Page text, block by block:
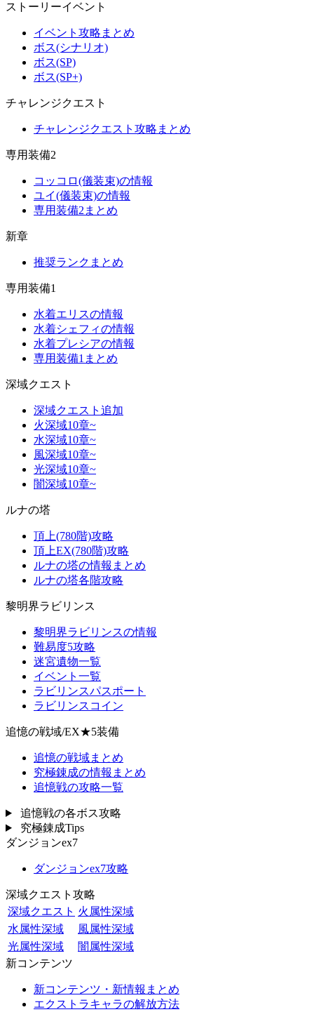
ストーリーイベント
イベント攻略まとめ
ボス(シナリオ)
ボス(SP)
ボス(SP+)
チャレンジクエスト
チャレンジクエスト攻略まとめ
専用装備2
コッコロ(儀装束)の情報
ユイ(儀装束)の情報
専用装備2まとめ
新章
推奨ランクまとめ
専用装備1
水着エリスの情報
水着シェフィの情報
水着プレシアの情報
専用装備1まとめ
深域クエスト
深域クエスト追加
火深域10章~
水深域10章~
風深域10章~
光深域10章~
闇深域10章~
ルナの塔
頂上(780階)攻略
頂上EX(780階)攻略
ルナの塔の情報まとめ
ルナの塔各階攻略
黎明界ラビリンス
黎明界ラビリンスの情報
難易度5攻略
迷宮遺物一覧
イベント一覧
ラビリンスパスポート
ラビリンスコイン
追憶の戦域/EX★5装備
追憶の戦域まとめ
究極錬成の情報まとめ
追憶戦の攻略一覧
追憶戦の各ボス攻略
究極錬成Tips
ダンジョンex7
ダンジョンex7攻略
深域クエスト攻略
深域クエスト 火属性深域
水属性深域
風属性深域
光属性深域
闇属性深域
新コンテンツ
新コンテンツ・新情報まとめ
エクストラキャラの解放方法